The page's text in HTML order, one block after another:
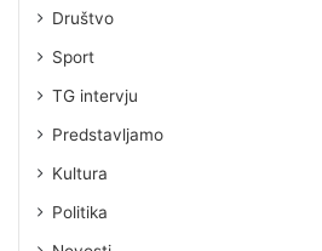
Društvo
Sport
TG intervju
Predstavljamo
Kultura
Politika